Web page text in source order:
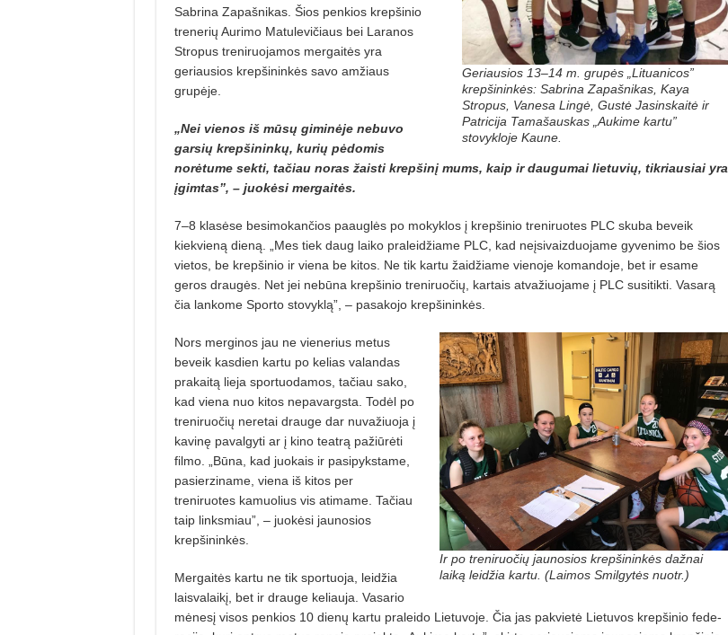
Geriausios 13–14 m. grupės „Lituanicos”
krepšininkės: Sabrina Zapašnikas, Kaya
Stropus, Vanesa Lingė, Gustė Jasinskaitė ir
Patricija Tamašauskas „Aukime kartu”
stovykloje Kaune.
Sabrina Zapašnikas. Šios penkios krepšinio
trenerių Aurimo Matulevičiaus bei Laranos
Stropus treniruojamos mergaitės yra
geriausios krepšininkės savo amžiaus
grupėje.
„Nei vienos iš mūsų giminėje ne­buvo
garsių krepšininkų, kurių pėdo­mis
norėtume sekti, tačiau noras žaisti krepšinį mums, kaip ir daugumai lietuvių, tikriausiai yra
įgimtas”, – juokėsi mergaitės.
7–8 klasėse besimokančios pa­aug­lės po mokyklos į krepšinio tre­niruotes PLC skuba beveik
kiekvieną dieną. „Mes tiek daug laiko praleidžiame PLC, kad neįsivaizduojame gy­venimo be šios
vietos, be krepšinio ir viena be kitos. Ne tik kartu žaidžiame vienoje komandoje, bet ir esame
geros draugės. Net jei nebūna krep­šinio treniruočių, kartais atvažiuoja­me į PLC susitikti. Vasarą
čia lan­kome Sporto stovyklą”, – pasakojo krepšininkės.
Ir po treniruočių jaunosios krepšininkės dažnai
laiką leidžia kartu. (Laimos Smilgytės nuotr.)
Nors merginos jau ne vienerius metus
beveik kasdien kartu po kelias valandas
prakaitą lieja sportuoda­mos, tačiau sako,
kad viena nuo kitos nepavargsta. Todėl po
treniruočių ne­retai drauge dar nuvažiuoja į
kavinę pavalgyti ar į kino teatrą pažiūrėti
filmo. „Būna, kad juokais ir pasipykstame,
pasierziname, viena iš kitos per
treniruotes kamuolius vis atimame. Tačiau
taip linksmiau”, – juo­kėsi jaunosios
krepšininkės.
Mergaitės kartu ne tik sportuoja, leidžia
laisvalaikį, bet ir drauge keliauja. Vasario
mėnesį visos penkios 10 dienų kartu praleido Lietuvoje. Čia jas pakvietė Lietuvos krepšinio fede­